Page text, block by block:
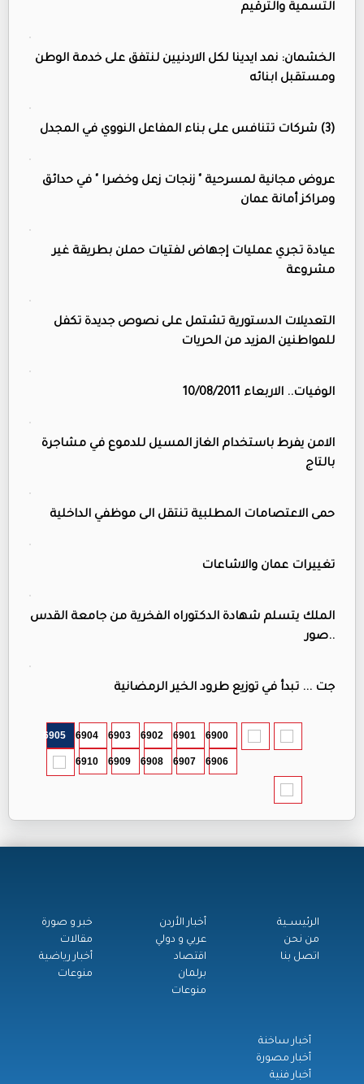
التسمية والترقيم
الخشمان: نمد ايدينا لكل الاردنيين لنتفق على خدمة الوطن
ومستقبل ابنائه
(3) شركات تتنافس على بناء المفاعل النووي في المجدل
عروض مجانية لمسرحية " زنجات زعل وخضرا " في حدائق
ومراكز أمانة عمان
عيادة تجري عمليات إجهاض لفتيات حملن بطريقة غير
مشروعة
التعديلات الدستورية تشتمل على نصوص جديدة تكفل
للمواطنين المزيد من الحريات
الوفيات.. الاربعاء 10/08/2011
الامن يفرط باستخدام الغاز المسيل للدموع في مشاجرة
بالتاج
حمى الاعتصامات المطلبية تنتقل الى موظفي الداخلية
تغييرات عمان والاشاعات
الملك يتسلم شهادة الدكتوراه الفخرية من جامعة القدس
..صور
جت ... تبدأ في توزيع طرود الخير الرمضانية
6900
6901
6902
6903
6904
6905
6906
6907
6908
6909
6910
الرئيســية
من نحن
اتصل بنا
أخبار الأردن
عربي و دولي
اقتصاد
برلمان
منوعات
خبر و صورة
مقالات
أخبار رياضية
منوعات
أخبار ساخنة
أخبار مصورة
أخبار فنية